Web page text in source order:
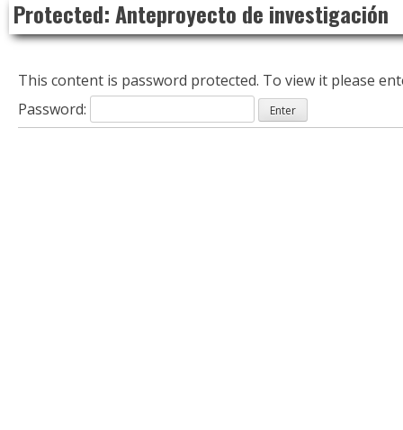
content
Protected: Anteproyecto de investigación
This content is password protected. To view it please
Password: